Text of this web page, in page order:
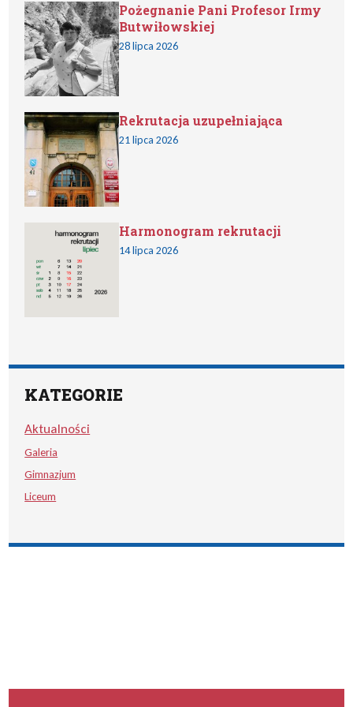
Pożegnanie Pani Profesor Irmy
Butwiłowskiej
28 lipca 2026
Rekrutacja uzupełniająca
21 lipca 2026
Harmonogram rekrutacji
14 lipca 2026
KATEGORIE
Aktualności
Galeria
Gimnazjum
Liceum